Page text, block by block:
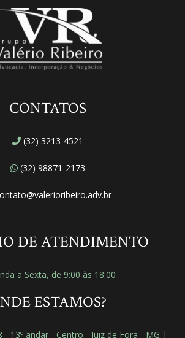
CONTATOS
(32) 3213-4521
(32) 98871-2173
DE ATENDIMENTO
a Sexta, de 9:00 às 18:00
ESTAMOS?
- 13º andar - Centro - Juiz de Fora - MG |